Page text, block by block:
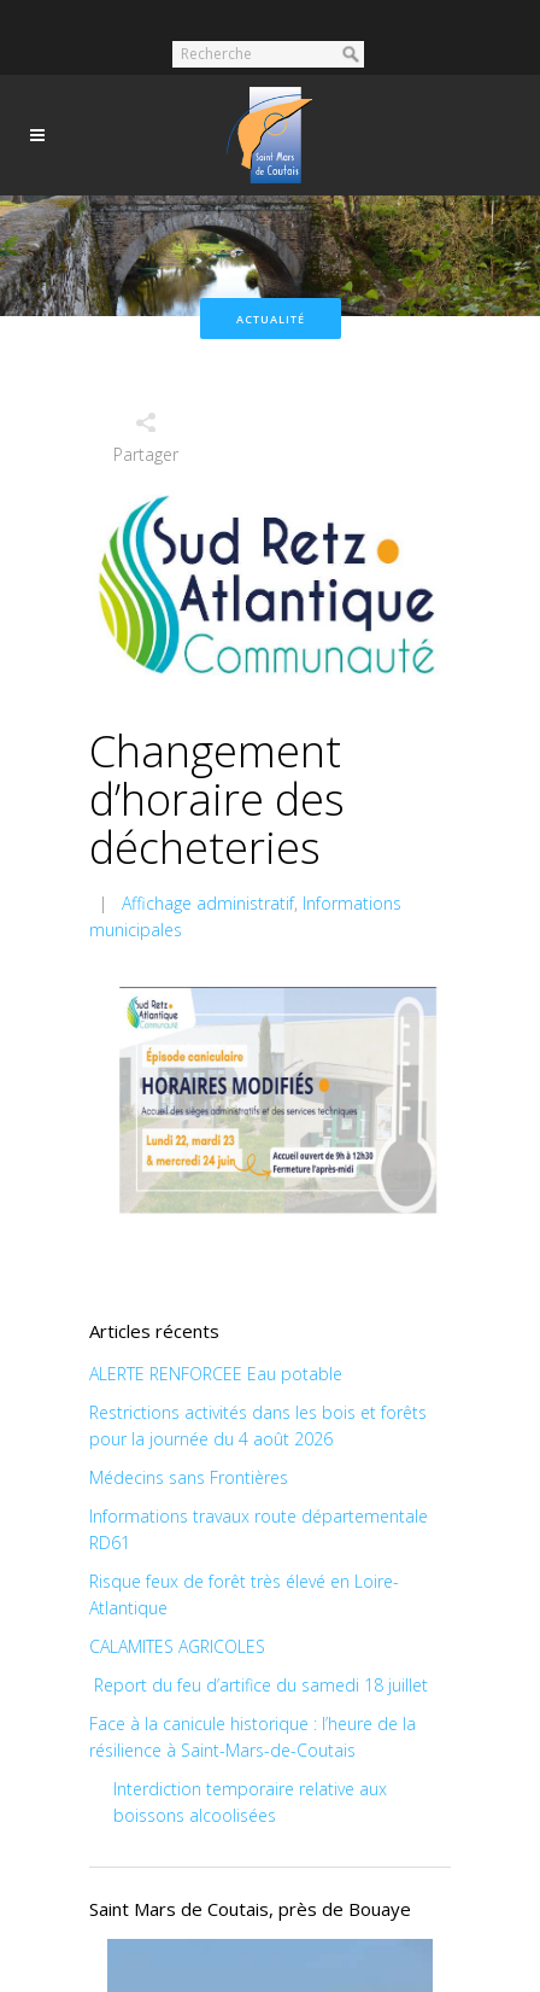
ACTUALITÉ
Partager
Changement
d’horaire des
décheteries
| Affichage administratif, Informations
municipales
Articles récents
ALERTE RENFORCEE Eau potable
Restrictions activités dans les bois et forêts
pour la journée du 4 août 2026
Médecins sans Frontières
Informations travaux route départementale
RD61
Risque feux de forêt très élevé en Loire-
Atlantique
CALAMITES AGRICOLES
Report du feu d’artifice du samedi 18 juillet
Face à la canicule historique : l’heure de la
résilience à Saint-Mars-de-Coutais
Interdiction temporaire relative aux
boissons alcoolisées
Saint Mars de Coutais, près de Bouaye